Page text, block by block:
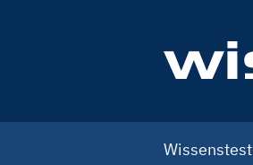
navigation
Wissenstest